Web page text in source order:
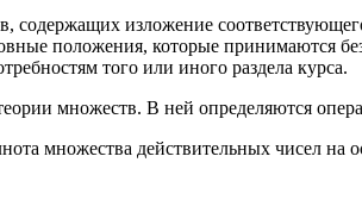
содержащих изложение
положения, которые принимаются
того или иного раздела курса.
множеств. В ней определяются
множества действительных чисел